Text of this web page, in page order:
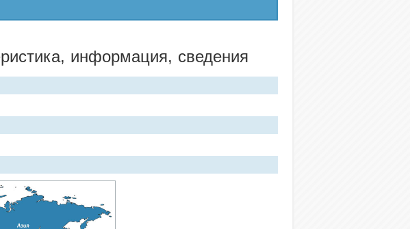
информация, сведения